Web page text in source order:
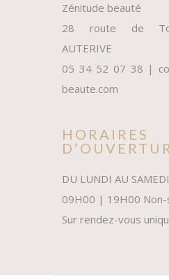
Zénitude beauté
28 route de
AUTERIVE
05 34 52 07 38 |
beaute.com
HORAIRES
DU LUNDI AU SAMEDI
09H00 | 19H00
Sur rendez-vous